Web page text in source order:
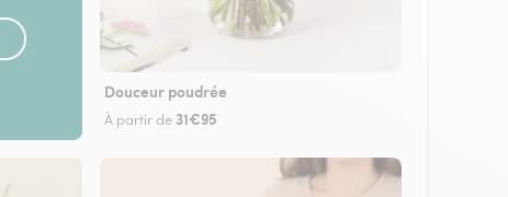
Douceur poudrée
À partir de 31€95